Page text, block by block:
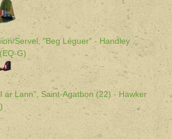
Servel, "Beg Léguer" - Handley
G)
ar Lann", Saint-Agathon (22) - Hawker